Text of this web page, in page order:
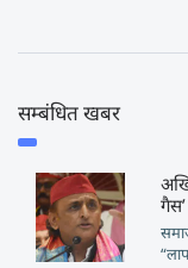
सम्बंधित खबर
गैस’